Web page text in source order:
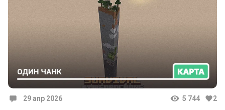
29 апр 2026 5 744 2